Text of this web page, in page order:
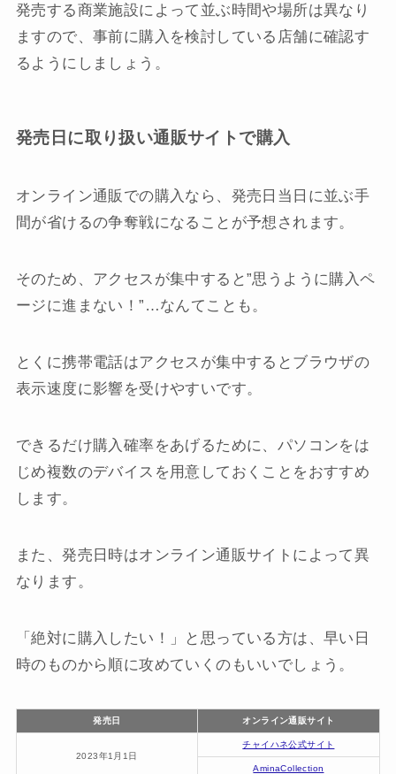
発売する商業施設によって並ぶ時間や場所は異なり
ますので、事前に購入を検討している店舗に確認す
るようにしましょう。
発売日に取り扱い通販サイトで購入
オンライン通販での購入なら、発売日当日に並ぶ手
間が省けるの争奪戦になることが予想されます。
そのため、アクセスが集中すると”思うように購入ペ
ージに進まない！”…なんてことも。
とくに携帯電話はアクセスが集中するとブラウザの
表示速度に影響を受けやすいです。
できるだけ購入確率をあげるために、パソコンをは
じめ複数のデバイスを用意しておくことをおすすめ
します。
また、発売日時はオンライン通販サイトによって異
なります。
「絶対に購入したい！」と思っている方は、早い日
時のものから順に攻めていくのもいいでしょう。
発売日 オンライン通販サイト
2023年1月1日
チャイハネ公式サイト
AminaCollection